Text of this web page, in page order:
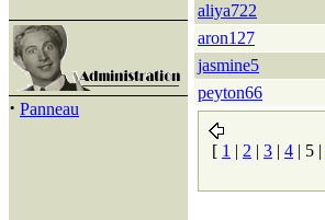
· Panneau
aliya722
aron127
jasmine5
peyton66
[ 1 | 2 | 3 | 4 | 5 |